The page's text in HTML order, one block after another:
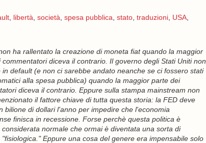
, libertà società spesa pubblica stato, traduzioni, USA,
ha rallentato la creazione di moneta fiat quando la maggior
commentatori diceva il contrario. Il governo degli Stati Uniti non
in default (e non ci sarebbe andato neanche se ci fossero stati
alla spesa pubblica) quando la maggior parte dei
diceva il contrario. Eppure sulla stampa mainstream non
il fattore chiave di tutta questa storia: la FED deve
bilione di dollari l'anno per impedire che l'economia
finisca in recessione. Forse perchè questa politica è
considerata normale che ormai è diventata una sorta di
"fisiologica." Eppure una cosa del genere era impensabile solo